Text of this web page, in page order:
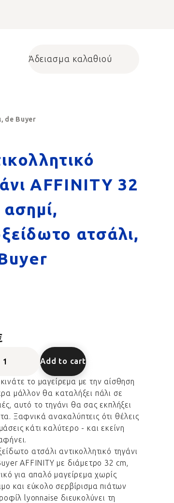
Shopping cart
Άδειασμα καλαθιού
de Buyer
AFFINITY 32
ατσάλι,
Add to cart
το μαγείρεμα με την αίσθηση
μάλλον θα καταλήξει πάλι σε
αυτό το τηγάνι θα σας εκπλήξει
Ξαφνικά ανακαλύπτεις ότι θέλεις
κάτι καλύτερο - και εκείνη
ατσάλι αντικολλητικό τηγάνι
AFFINITY με διάμετρο 32 cm,
για απαλό μαγείρεμα χωρίς
και εύκολο σερβίρισμα πιάτων
lyonnaise διευκολύνει τη